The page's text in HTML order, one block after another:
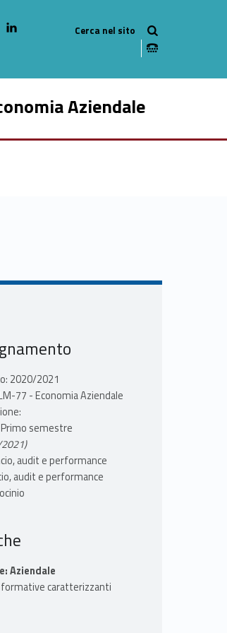
Aziendale
47828-59
Instagram
WebMan on Youtube
2020/2021
77 - Economia Aziendale
semestre
audit e performance
audit e performance
Aziendale
caratterizzanti